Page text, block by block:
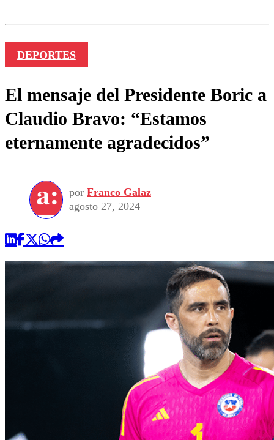
DEPORTES
El mensaje del Presidente Boric a
Claudio Bravo: “Estamos
eternamente agradecidos”
por Franco Galaz
agosto 27, 2024